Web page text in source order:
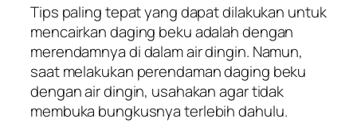
Tips paling tepat yang dapat dilakukan untuk
mencairkan daging beku adalah dengan
merendamnya di dalam air dingin. Namun,
saat melakukan perendaman daging beku
dengan air dingin, usahakan agar tidak
membuka bungkusnya terlebih dahulu.